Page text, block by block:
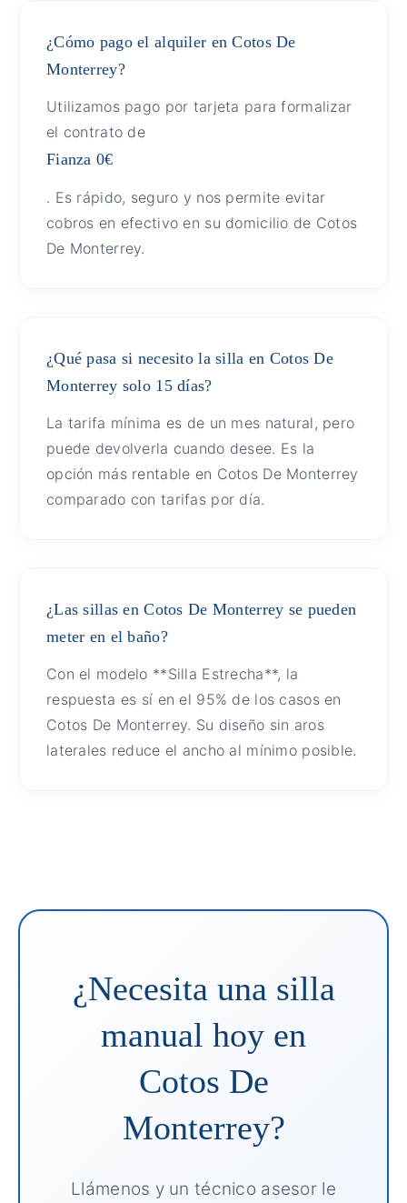
¿Cómo pago el alquiler en Cotos De
Monterrey?
Utilizamos pago por tarjeta para formalizar
el contrato de
Fianza 0€
. Es rápido, seguro y nos permite evitar
cobros en efectivo en su domicilio de Cotos
De Monterrey.
¿Qué pasa si necesito la silla en Cotos De
Monterrey solo 15 días?
La tarifa mínima es de un mes natural, pero
puede devolverla cuando desee. Es la
opción más rentable en Cotos De Monterrey
comparado con tarifas por día.
¿Las sillas en Cotos De Monterrey se pueden
meter en el baño?
Con el modelo **Silla Estrecha**, la
respuesta es sí en el 95% de los casos en
Cotos De Monterrey. Su diseño sin aros
laterales reduce el ancho al mínimo posible.
¿Necesita una silla
manual hoy en
Cotos De
Monterrey?
Llámenos y un técnico asesor le